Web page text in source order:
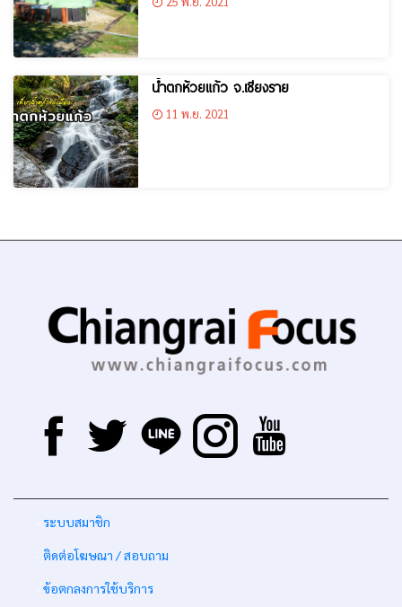
น้ำตกห้วยแก้ว จ.เชียงราย
11 พ.ย. 2021
ระบบสมาชิก
ติดต่อโฆษณา / สอบถาม
ข้อตกลงการใช้บริการ